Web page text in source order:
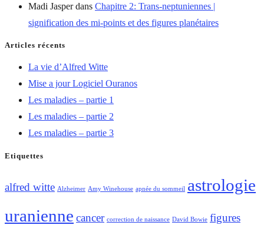
Madi Jasperdans Chapitre 2: Trans-neptuniennes |
signification des mi-points et des figures planétaires
Articles récents
La vie d’Alfred Witte
Mise a jour Logiciel Ouranos
Les maladies – partie 1
Les maladies – partie 2
Les maladies – partie 3
Etiquettes
alfred witte Alzheimer Amy Winehouse apnée du sommeil
astrologie
uranienne cancer correction de naissance David Bowie figures